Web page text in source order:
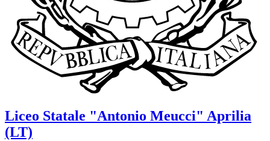
Liceo Statale "Antonio Meucci" Aprilia
(LT)